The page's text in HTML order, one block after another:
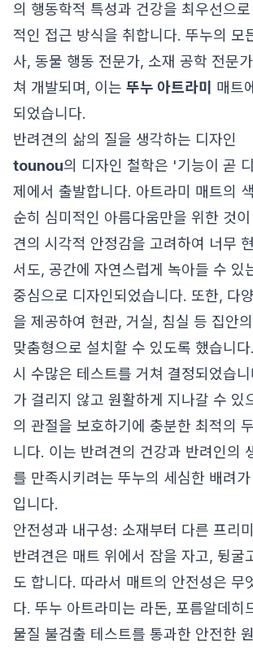
의 행동학적 특성과 건강을 최우선으
적인 접근 방식을 취합니다. 뚜누의 모
사, 동물 행동 전문가, 소재 공학 전문
쳐 개발되며, 이는 뚜누 아트라미
매트
되었습니다.
반려견의 삶의 질을 생각하는 디자인
tounou의 디자인 철학은 '기능이 곧
제에서 출발합니다. 아트라미 매트의
순히 심미적인 아름다움만을 위한 것
견의 시각적 안정감을 고려하여 너무
서도, 공간에 자연스럽게 녹아들 수 있
중심으로 디자인되었습니다. 또한, 다
을 제공하여 현관, 거실, 침실 등 집안
맞춤형으로 설치할 수 있도록 했습니
시 수많은 테스트를 거쳐 결정되었습니
가 걸리지 않고 원활하게 지나갈 수 있
의 관절을 보호하기에 충분한 최적의
니다. 이는 반려견의 건강과 반려인의
를 만족시키려는 뚜누의 세심한 배려
입니다.
안전성과 내구성: 소재부터 다른 프리
반려견은 매트 위에서 잠을 자고, 뒹굴
도 합니다. 따라서 매트의 안전성은 무
다. 뚜누 아트라미는 라돈, 포름알데히
물질 불검출 테스트를 통과한 안전한